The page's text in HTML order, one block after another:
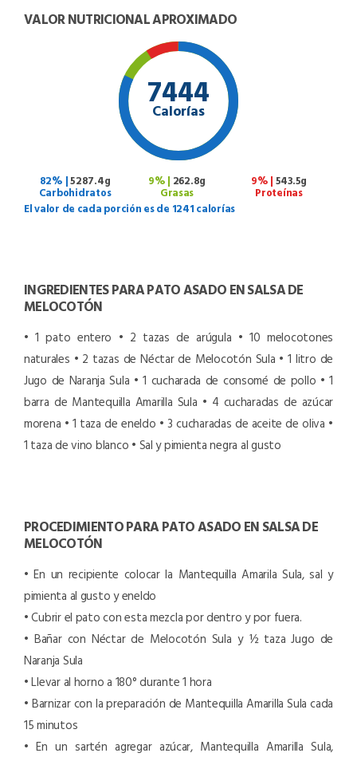
VALOR NUTRICIONAL APROXIMADO
7444
Calorías
82% |5287.4g
Carbohidratos
9% | 262.8g
Grasas
9% | 543.5g
Proteínas
El valor de cada porción es de 1241 calorías
INGREDIENTES PARA PATO ASADO EN SALSA DE
MELOCOTÓN
• 1 pato entero • 2 tazas de arúgula • 10 melocotones
naturales • 2 tazas de Néctar de Melocotón Sula • 1 litro de
Jugo de Naranja Sula • 1 cucharada de consomé de pollo • 1
barra de Mantequilla Amarilla Sula • 4 cucharadas de azúcar
morena • 1 taza de eneldo • 3 cucharadas de aceite de oliva •
1 taza de vino blanco • Sal y pimienta negra al gusto
PROCEDIMIENTO PARA PATO ASADO EN SALSA DE
MELOCOTÓN
• En un recipiente colocar la Mantequilla Amarila Sula, sal y
pimienta al gusto y eneldo
• Cubrir el pato con esta mezcla por dentro y por fuera.
• Bañar con Néctar de Melocotón Sula y ½ taza Jugo de
Naranja Sula
• Llevar al horno a 180° durante 1 hora
• Barnizar con la preparación de Mantequilla Amarilla Sula cada
15 minutos
• En un sartén agregar azúcar, Mantequilla Amarilla Sula,